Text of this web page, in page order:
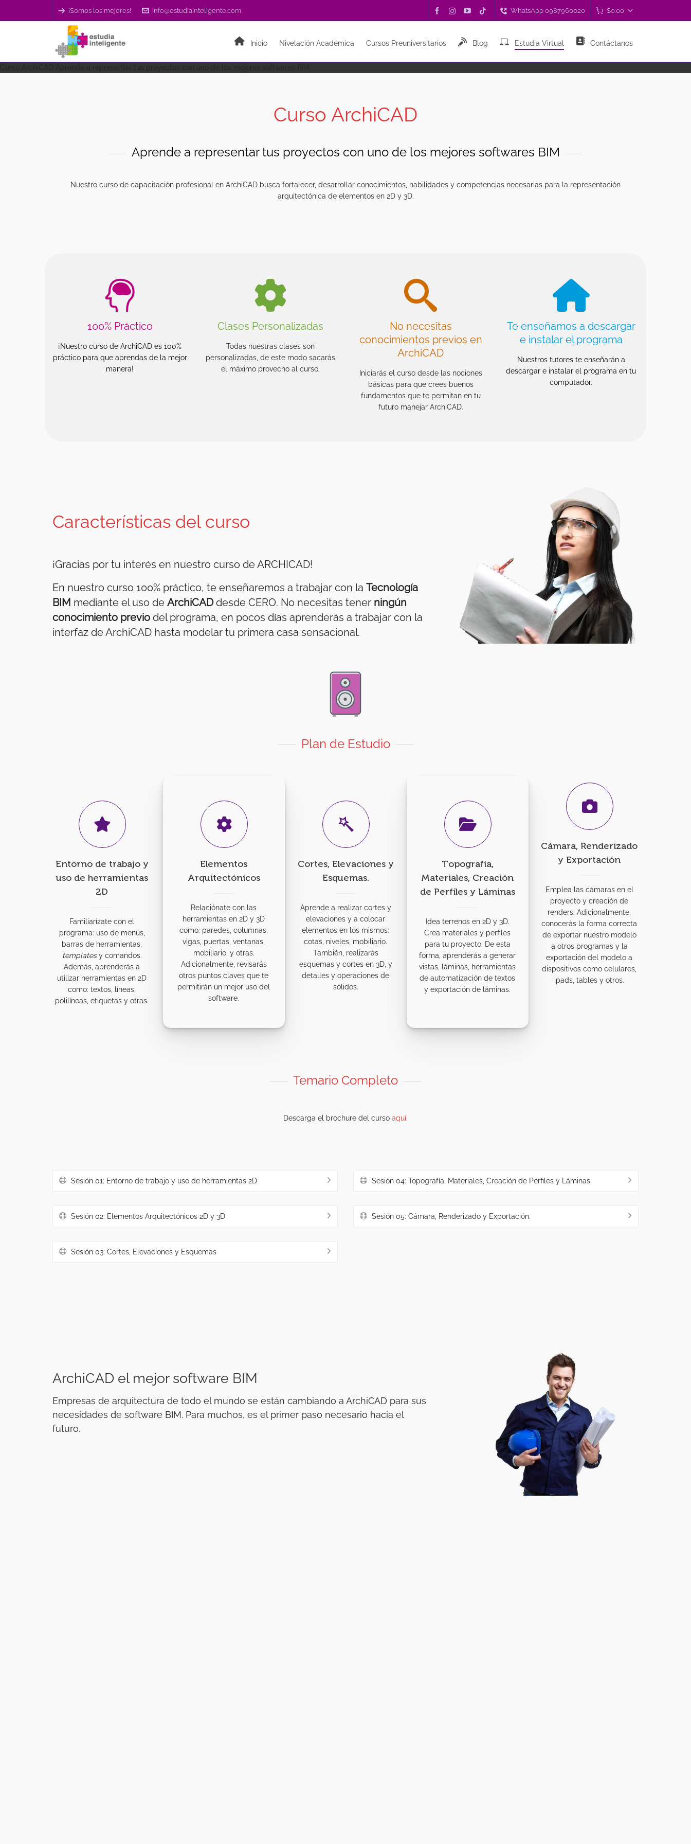
¡Somos los mejores! info@estudiainteligente.com WhatsApp 0987960020 $0.00
Inicio Nivelación Académica Cursos Preuniversitarios Blog Estudia Virtual Contáctanos
Curso ArchiCAD
Aprende a representar tus proyectos con uno de los mejores softwares BIM
Nuestro curso de capacitación profesional en ArchiCAD busca fortalecer, desarrollar conocimientos, habilidades y competencias necesarias para la representación
arquitectónica de elementos en 2D y 3D.
100% Práctico
¡Nuestro curso de ArchiCAD es 100%
práctico para que aprendas de la mejor
manera!
Clases Personalizadas
Todas nuestras clases son
personalizadas, de este modo sacarás
el máximo provecho al curso.
No necesitas
conocimientos previos en
ArchiCAD
Iniciarás el curso desde las nociones
básicas para que crees buenos
fundamentos que te permitan en tu
futuro manejar ArchiCAD.
Te enseñamos a descargar
e instalar el programa
Nuestros tutores te enseñarán a
descargar e instalar el programa en tu
computador.
Características del curso
¡Gracias por tu interés en nuestro curso de ARCHICAD!
En nuestro curso 100% práctico, te enseñaremos a trabajar con la Tecnología
BIM mediante el uso de ArchiCADdesde CERO. No necesitas tener ningún
conocimiento previo del programa, en pocos días aprenderás a trabajar con la
interfaz de ArchiCAD hasta modelar tu primera casa sensacional.
Plan de Estudio
Entorno de trabajo y
uso de herramientas
2D
Familiarízate con el
programa: uso de menús,
barras de herramientas,
templatesy comandos.
Además, aprenderás a
utilizar herramientas en 2D
como: textos, líneas,
polilíneas, etiquetas y otras.
Elementos
Arquitectónicos
Relaciónate con las
herramientas en 2D y 3D
como: paredes, columnas,
vigas, puertas, ventanas,
mobiliario, y otras.
Adicionalmente, revisarás
otros puntos claves que te
permitirán un mejor uso del
software.
Cortes, Elevaciones y
Esquemas.
Aprende a realizar cortes y
elevaciones y a colocar
elementos en los mismos:
cotas, niveles, mobiliario.
También, realizarás
esquemas y cortes en 3D, y
detalles y operaciones de
sólidos.
Topografía,
Materiales, Creación
de Perfiles y Láminas
Idea terrenos en 2D y 3D.
Crea materiales y perfiles
para tu proyecto. De esta
forma, aprenderás a generar
vistas, láminas, herramientas
de automatización de textos
y exportación de láminas.
Cámara, Renderizado
y Exportación
Emplea las cámaras en el
proyecto y creación de
renders. Adicionalmente,
conocerás la forma correcta
de exportar nuestro modelo
a otros programas y la
exportación del modelo a
dispositivos como celulares,
ipads, tables y otros.
Temario Completo
Descarga el brochure del curso aquí.
Sesión 01: Entorno de trabajo y uso de herramientas 2D
Sesión 02: Elementos Arquitectónicos 2D y 3D
Sesión 03: Cortes, Elevaciones y Esquemas
Sesión 04: Topografía, Materiales, Creación de Perfiles y Láminas.
Sesión 05: Cámara, Renderizado y Exportación.
ArchiCAD el mejor software BIM
Empresas de arquitectura de todo el mundo se están cambiando a ArchiCAD para sus
necesidades de software BIM. Para muchos, es el primer paso necesario hacia el
futuro.